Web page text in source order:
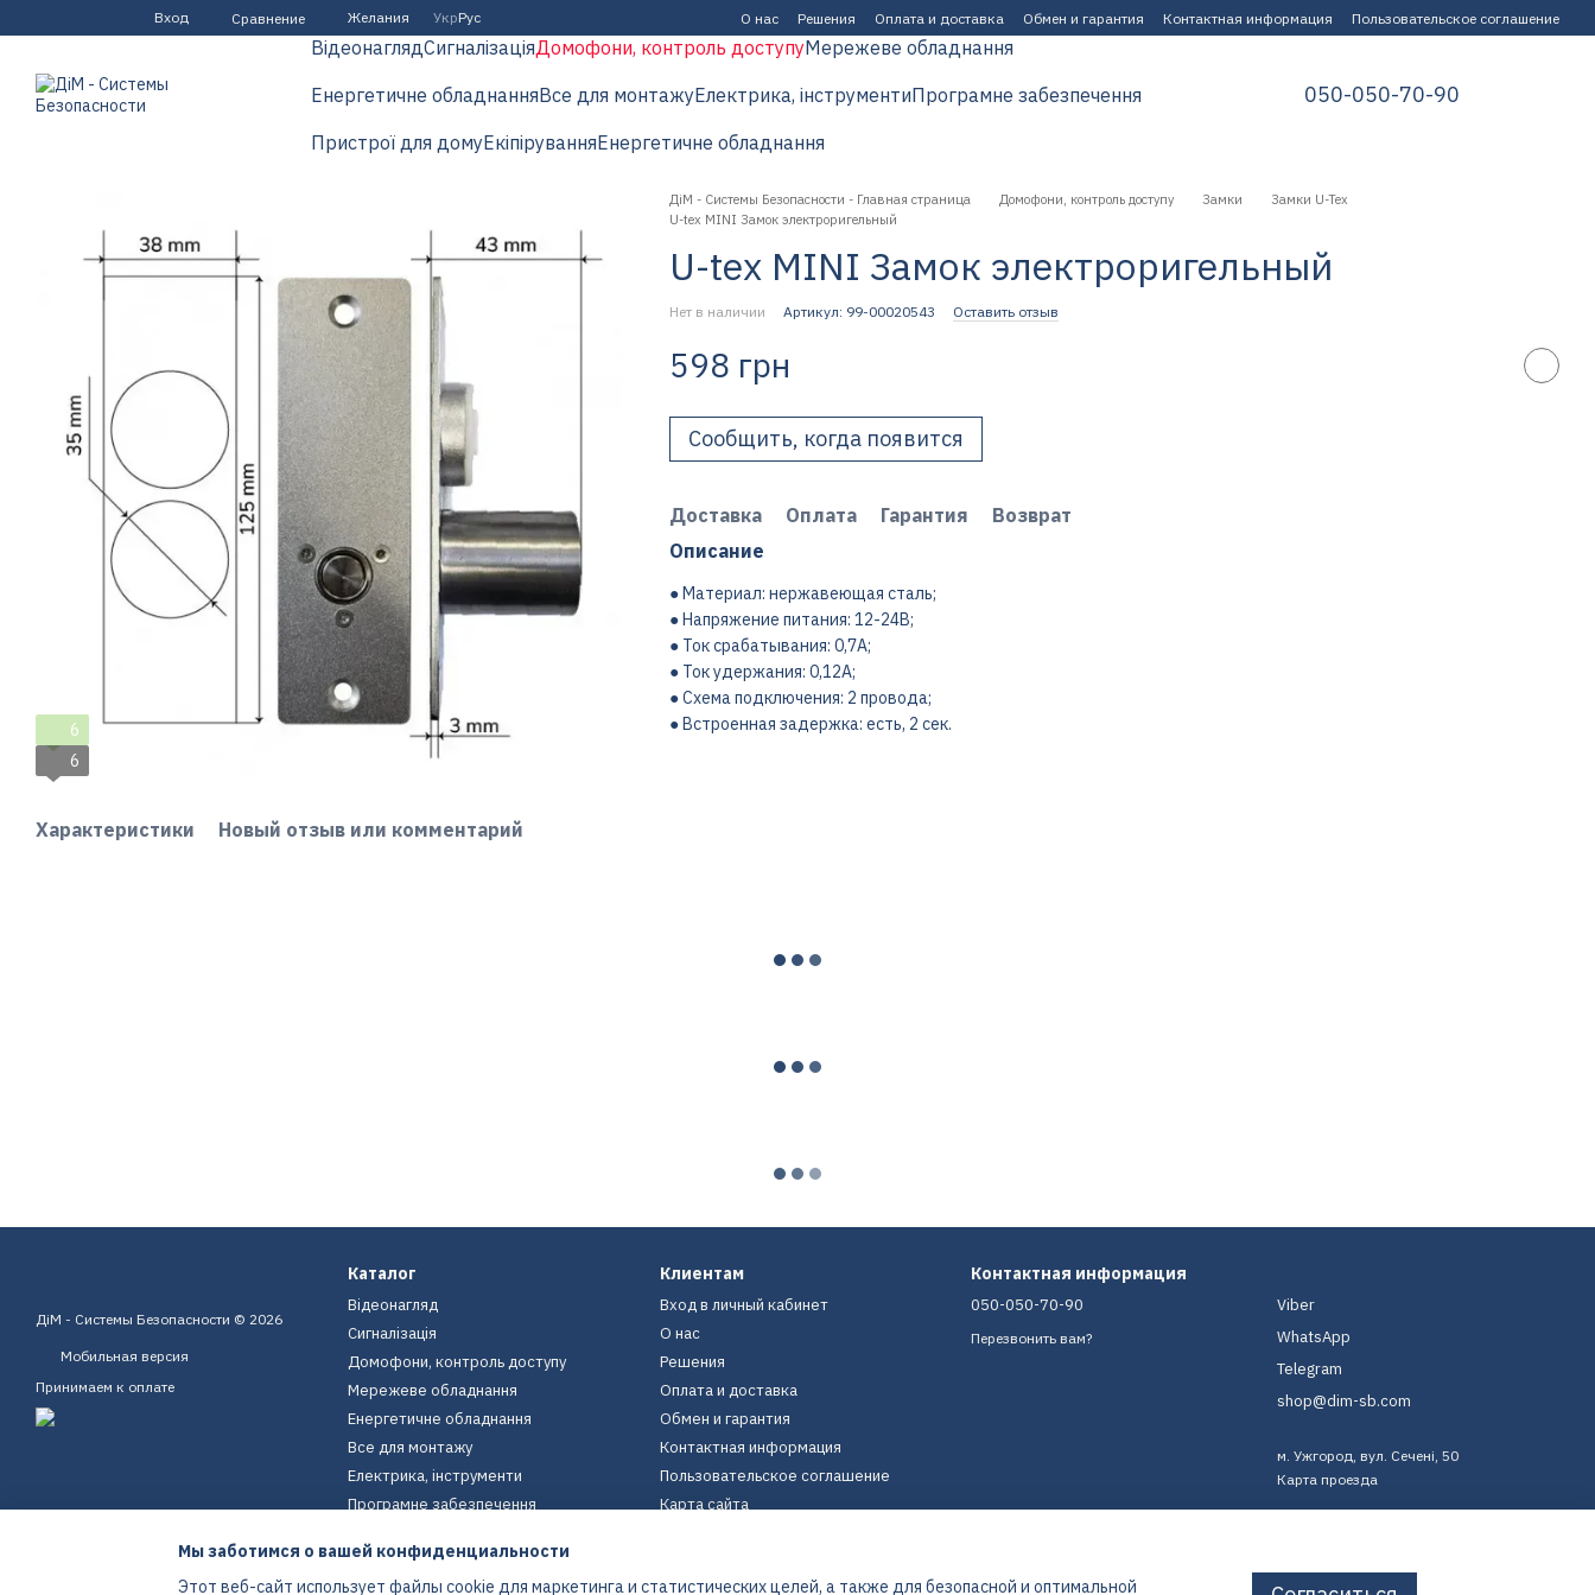
Перейти к основному контенту
Вход Сравнение Желания УкрРус О нас Решения Оплата и доставка Обмен и гарантия Контактная информация Пользовательское соглашение
ВідеонаглядСигналізаціяДомофони, контроль доступуМережеве обладнання
Енергетичне обладнанняВсе для монтажуЕлектрика, інструментиПрограмне забезпечення
Пристрої для домуЕкіпіруванняЕнергетичне обладнання
050-050-70-90
6
6
Характеристики Новый отзыв или комментарий
ДіМ - Системы Безопасности - Главная страница Домофони, контроль доступу Замки
Замки U-Tex
U-tex MINI Замок электроригельный
U-tex MINI Замок электроригельный
Нет в наличии Артикул: 99-00020543 Оставить отзыв
598 грн
Сообщить, когда появится
Доставка Оплата Гарантия
Возврат
Описание
● Материал: нержавеющая сталь;
● Напряжение питания: 12-24В;
● Ток срабатывания: 0,7А;
● Ток удержания: 0,12А;
● Схема подключения: 2 провода;
● Встроенная задержка: есть, 2 сек.
ДіМ - Системы Безопасности © 2026
Мобильная версия
Принимаем к оплате
Каталог
Відеонагляд
Сигналізація
Домофони, контроль доступу
Мережеве обладнання
Енергетичне обладнання
Все для монтажу
Електрика, інструменти
Програмне забезпечення
Екіпірування
Енергетичне обладнання
Клиентам
Вход в личный кабинет
О нас
Решения
Оплата и доставка
Обмен и гарантия
Контактная информация
Пользовательское соглашение
Карта сайта
Контактная информация
050-050-70-90
Перезвонить вам?
Viber
WhatsApp
Telegram
shop@dim-sb.com
м. Ужгород, вул. Сечені, 50
Карта проезда
Мы заботимся о вашей конфиденциальности
Этот веб-сайт использует файлы cookie для маркетинга и статистических целей, а также для безопасной и оптимальной